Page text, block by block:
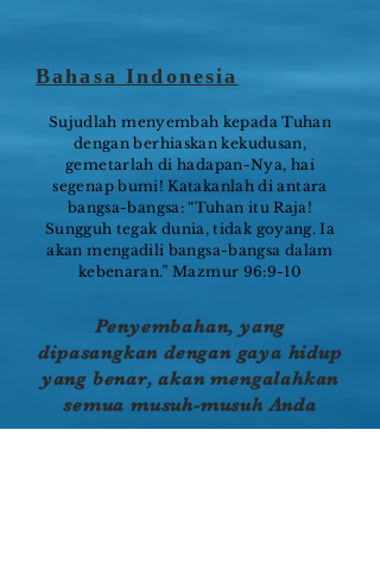
Bahasa Indonesia
Sujudlah menyembah kepada Tuhan
dengan berhiaskan kekudusan,
gemetarlah di hadapan-Nya, hai
segenap bumi! Katakanlah di antara
bangsa-bangsa: “Tuhan itu Raja!
Sungguh tegak dunia, tidak goyang. Ia
akan mengadili bangsa-bangsa dalam
kebenaran.” Mazmur 96:9-10
Penyembahan, yang
dipasangkan dengan gaya hidup
yang benar, akan mengalahkan
semua musuh-musuh Anda